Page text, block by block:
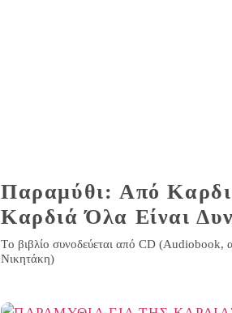
Παραμύθι: Από
Καρδιά Όλα Είναι
Tο βιβλίο συνοδεύεται από CD
Νικητάκη)